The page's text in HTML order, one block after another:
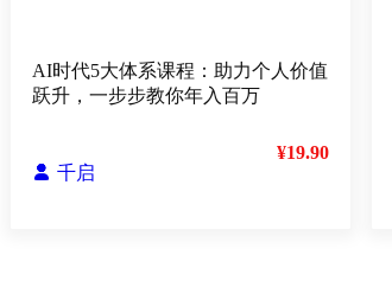
AI时代5大体系课程：助力个人价值
跃升，一步步教你年入百万
 千启
¥19.90